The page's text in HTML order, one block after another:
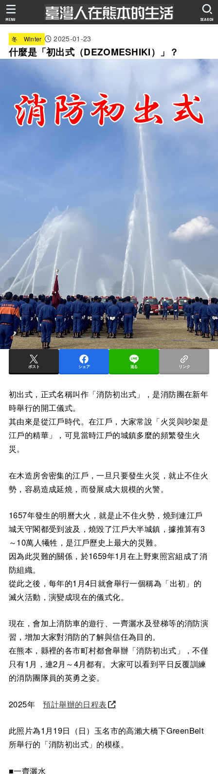
SEARCH
MENU
冬 Winter 2025-01-23
什麼是「初出式（DEZOMESHIKI）」？
ポスト シェア 送る リンク
初出式，正式名稱叫作「消防初出式」，是消防團在新年
時舉行的開工儀式。
其由來是從江戶時代。在江戶，大家常說「火災與吵架是
江戶的精華」，可見當時江戶的城鎮多麼的頻繁發生火
災。
在木造房舍密集的江戶，一旦只要發生火災，就止不住火
勢，容易造成延燒，而發展成大規模的火警。
1657年發生的明曆大火，就是止不住火勢，燒到連江戶
城天守閣都受到波及，燒毀了江戶大半城鎮，據推算有3
～10萬人犧牲，是江戶歷史上最大的災難。
因為此災難的關係，於1659年1月在上野東照宮組成了消
防組織。
從此之後，每年的1月4日就會舉行一個稱為「出初」的
滅火活動，演變成現在的儀式化。
現在，會加上消防車的遊行、一齊灑水及登梯等的消防演
習，增加大家對消防的了解與信任為目的。
在熊本，縣裡的各市町村都會舉辦「消防初出式」，不僅
只有1月，連2月～4月都有。大家可以看到平日反覆訓練
的消防團隊員的英勇之姿。
2025年預計舉辦的日程表
此照片為1月19日（日）玉名市的高瀨大橋下GreenBelt
所舉行的「消防初出式」的模樣。
■一齊灑水